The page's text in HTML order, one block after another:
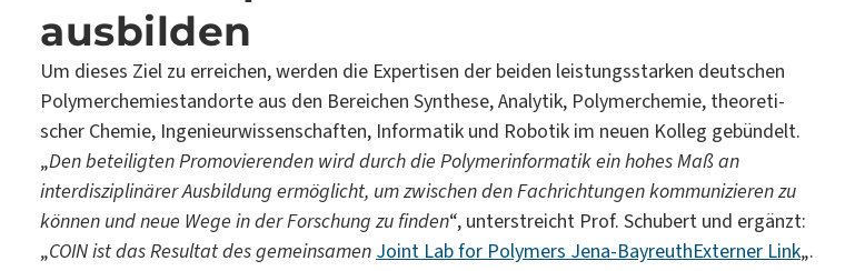
ausbilden
Um dieses Ziel zu erreichen, werden die Expertisen der beiden leistungsstarken deutschen
Polymerchemiestandorte aus den Bereichen Synthese, Analytik, Polymerchemie, theoreti­
scher Chemie, Ingenieurwissenschaften, Informatik und Robotik im neuen Kolleg gebündelt.
„Den beteiligten Promovierenden wird durch die Polymerinformatik ein hohes Maß an
interdisziplinärer Ausbildung ermöglicht, um zwischen den Fachrichtungen kommunizieren zu
können und neue Wege in der Forschung zu finden“, unterstreicht Prof. Schubert und ergänzt:
„COIN ist das Resultat des gemeinsamenJoint Lab for Polymers Jena-BayreuthExterner Link„.